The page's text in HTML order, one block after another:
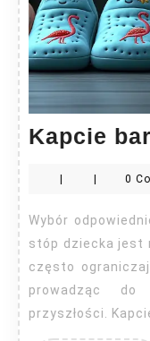
Kapcie
| | 0
Wybór odpowiedniego obuwia dla rozwijających się
stóp dziecka jest
często
prowadząc do
przyszłości.